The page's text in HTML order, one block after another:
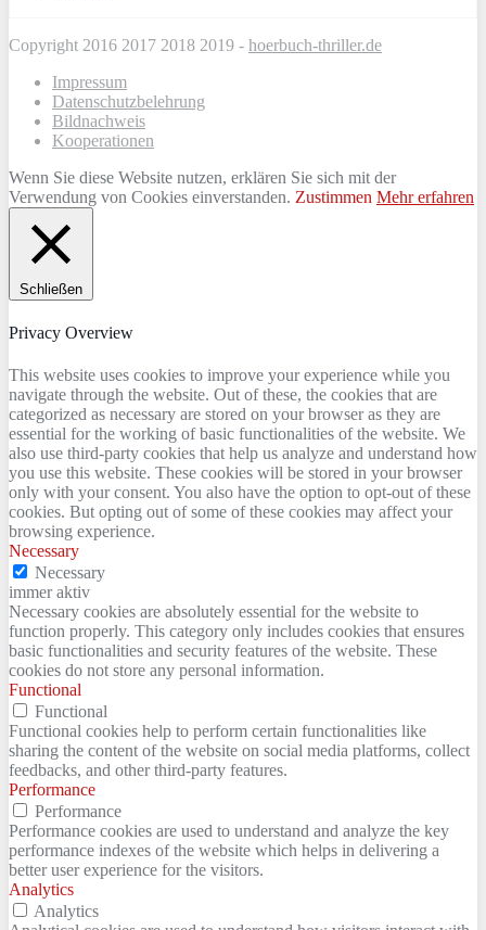
Copyright 2016 2017 2018 2019 - hoerbuch-thriller.de
Impressum
Datenschutzbelehrung
Bildnachweis
Kooperationen
Wenn Sie diese Website nutzen, erklären Sie sich mit der
Verwendung von Cookies einverstanden. Zustimmen Mehr erfahren
Schließen
Privacy Overview
This website uses cookies to improve your experience while you
navigate through the website. Out of these, the cookies that are
categorized as necessary are stored on your browser as they are
essential for the working of basic functionalities of the website. We
also use third-party cookies that help us analyze and understand how
you use this website. These cookies will be stored in your browser
only with your consent. You also have the option to opt-out of these
cookies. But opting out of some of these cookies may affect your
browsing experience.
Necessary
Necessary
immer aktiv
Necessary cookies are absolutely essential for the website to
function properly. This category only includes cookies that ensures
basic functionalities and security features of the website. These
cookies do not store any personal information.
Functional
Functional
Functional cookies help to perform certain functionalities like
sharing the content of the website on social media platforms, collect
feedbacks, and other third-party features.
Performance
Performance
Performance cookies are used to understand and analyze the key
performance indexes of the website which helps in delivering a
better user experience for the visitors.
Analytics
Analytics